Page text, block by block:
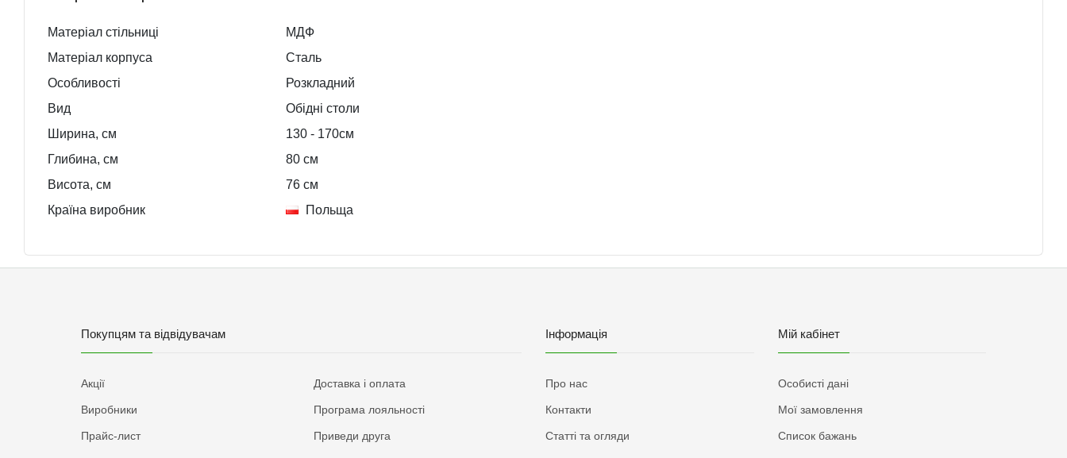
Матеріал стільниці
МДФ
Матеріал корпуса
Сталь
Особливості
Розкладний
Вид
Обідні столи
Ширина, см
130- 170см
Глибина, см
80 см
Висота, см
76 см
Країна виробник
Польща
Покупцям та відвідувачам
Акції
Виробники
Прайс-лист
Доставка і оплата
Програма лояльності
Приведи друга
Інформація
Про нас
Контакти
Статті та огляди
Мій кабінет
Особисті дані
Мої замовлення
Список бажань